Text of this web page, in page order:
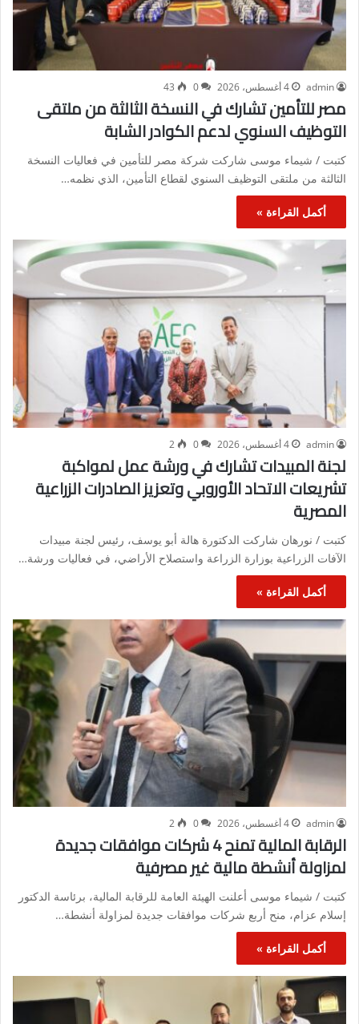
admin 4 أغسطس، 2026 0
43
مصر للتأمين تشارك في النسخة الثالثة من ملتقى
التوظيف السنوي لدعم الكوادر الشابة
كتبت / شيماء موسى شاركت شركة مصر للتأمين في فعاليات النسخة
الثالثة من ملتقى التوظيف السنوي لقطاع التأمين، الذي نظمه…
أكمل القراءة »
admin 4 أغسطس، 2026 0
2
لجنة المبيدات تشارك في ورشة عمل لمواكبة
تشريعات الاتحاد الأوروبي وتعزيز الصادرات الزراعية
المصرية
كتبت / نورهان شاركت الدكتورة هالة أبو يوسف، رئيس لجنة مبيدات
الآفات الزراعية بوزارة الزراعة واستصلاح الأراضي، في فعاليات ورشة…
أكمل القراءة »
admin 4 أغسطس، 2026 0
2
الرقابة المالية تمنح 4 شركات موافقات جديدة
لمزاولة أنشطة مالية غير مصرفية
كتبت / شيماء موسى أعلنت الهيئة العامة للرقابة المالية، برئاسة الدكتور
إسلام عزام، منح أربع شركات موافقات جديدة لمزاولة أنشطة…
أكمل القراءة »